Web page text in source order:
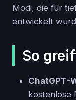
Modi, die für
entwickelt
So
ChatGPT-
kostenlose